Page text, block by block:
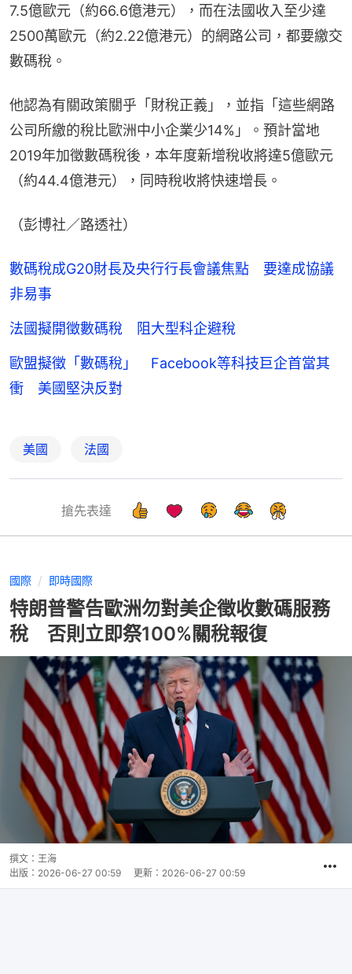
7.5億歐元（約66.6億港元），而在法國收入至少達
2500萬歐元（約2.22億港元）的網路公司，都要繳交
數碼稅。
他認為有關政策關乎「財稅正義」，並指「這些網路
公司所繳的稅比歐洲中小企業少14%」。預計當地
2019年加徵數碼稅後，本年度新增稅收將達5億歐元
（約44.4億港元），同時稅收將快速增長。
（彭博社／路透社）
數碼稅成G20財長及央行行長會議焦點 要達成協議
非易事
法國擬開徵數碼稅 阻大型科企避稅
歐盟擬徵「數碼稅」 Facebook等科技巨企首當其
衝 美國堅決反對
美國 法國
搶先表達
國際 即時國際
特朗普警告歐洲勿對美企徵收數碼服務
稅 否則立即祭100%關稅報復
撰文： 王海
出版： 2026-06-27 00:59 更新： 2026-06-27 00:59